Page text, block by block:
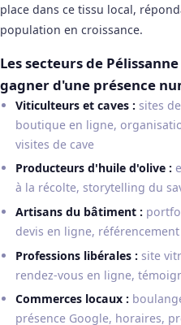
place dans ce tissu local,
population en croissance.
Les secteurs de
gagner d'une présence
Viticulteurs et caves : sites
boutique en ligne,
visites de cave
Producteurs d'huile d'olive :
à la récolte, storytelling du
Artisans du bâtiment :
devis en ligne,
Professions libérales : site
rendez-vous en ligne,
Commerces locaux :
présence Google, horaires,